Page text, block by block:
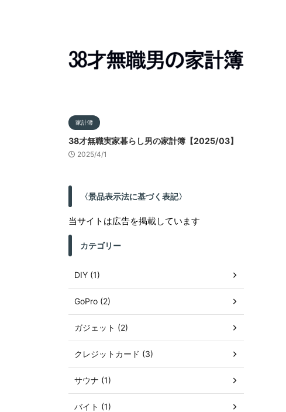
家計簿
38才無職実家暮らし男の家計簿【2025/03】
2025/4/1
〈景品表示法に基づく表記〉
当サイトは広告を掲載しています
カテゴリー
DIY (1)
GoPro (2)
ガジェット (2)
クレジットカード (3)
サウナ (1)
バイト (1)